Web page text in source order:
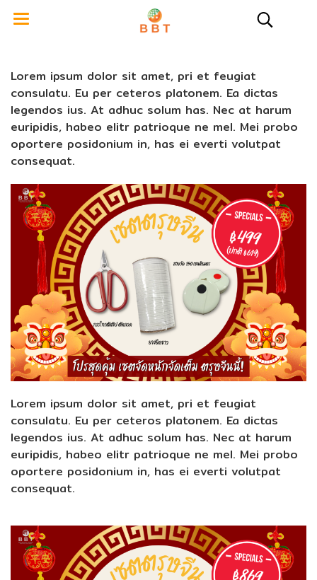
Lorem ipsum dolor sit amet, pri et feugiat
consulatu. Eu per ceteros platonem. Ea dictas
legendos ius. At adhuc solum has. Nec at harum
euripidis, habeo elitr patrioque ne mel. Mei probo
oportere posidonium in, has ei everti volutpat
consequat.
Lorem ipsum dolor sit amet, pri et feugiat
consulatu. Eu per ceteros platonem. Ea dictas
legendos ius. At adhuc solum has. Nec at harum
euripidis, habeo elitr patrioque ne mel. Mei probo
oportere posidonium in, has ei everti volutpat
consequat.